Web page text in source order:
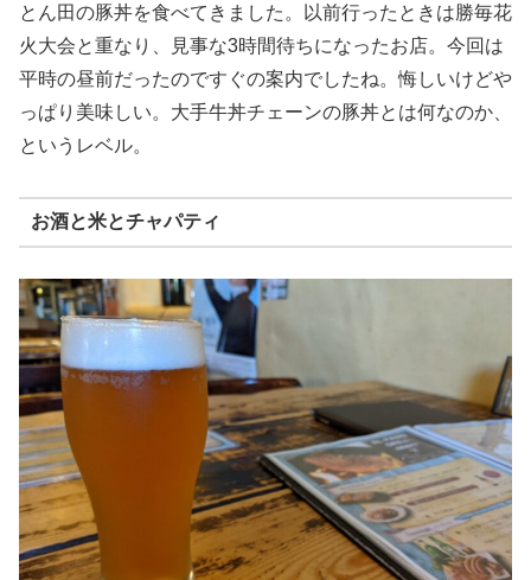
とん田の豚丼を食べてきました。以前行ったときは勝毎花
火大会と重なり、見事な3時間待ちになったお店。今回は
平時の昼前だったのですぐの案内でしたね。悔しいけどや
っぱり美味しい。大手牛丼チェーンの豚丼とは何なのか、
というレベル。
お酒と米とチャパティ